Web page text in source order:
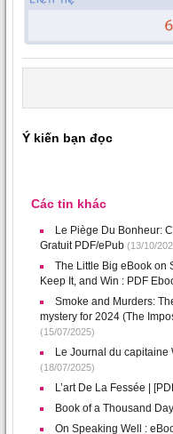
Ý kiến bạn đọc
Các tin khác
Le Piège Du Bonheur:
Gratuit PDF/ePub (13/10/
The Little Big eBook on
Keep It, and Win : PDF
Smoke and Murders:
mystery for 2024 (The
(15/07/2025)
Le Journal du capitaine
(18/07/2025)
L’art De La Fessée |
Book of a Thousand
On Speaking Well :